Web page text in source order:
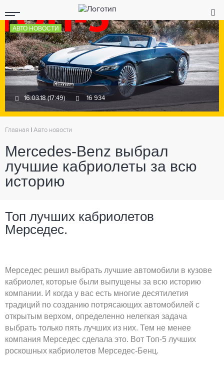
АВТО НОВОСТИ
16.03.18 (17:49) 16 934
Главная Авто новости
Mercedes-Benz выбрал
лучшие кабриолеты за всю
историю
Топ лучших кабриолетов
Мерседес.
Мерседес решил выбрать лучшие автомобили в кузове
кабриолет, которые были выпущены за всю историю
компании. И когда у вас есть многие десятилетия
традиций по созданию потрясающих автомобилей с
открытым верхом, определенно нелегкая задача
выбрать только пять лучших из них. Тем не менее
компания Мерседес сделала это. Вот Топ-5 лучших
роскошных кабриолетов Мерседес-Бенц.